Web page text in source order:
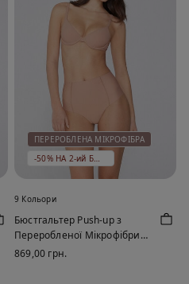
ПЕРЕРОБЛЕНА МІКРОФІБРА
-50% НА 2-ий БЮСТГАЛЬТЕР
9 Кольори
Бюстгальтер Push-up з
Переробленої Мікрофібри
Athens
869,00 грн.